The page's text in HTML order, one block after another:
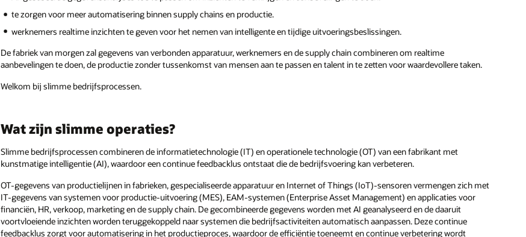
te zorgen voor meer automatisering binnen supply chains en productie.
werknemers realtime inzichten te geven voor het nemen van intelligente en tijdige uitvoeringsbeslissingen.
De fabriek van morgen zal gegevens van verbonden apparatuur, werknemers en de supply chain combineren om realtime
aanbevelingen te doen, de productie zonder tussenkomst van mensen aan te passen en talent in te zetten voor waardevollere taken.
Welkom bij slimme bedrijfsprocessen.
Wat zijn slimme operaties?
Slimme bedrijfsprocessen combineren de informatietechnologie (IT) en operationele technologie (OT) van een fabrikant met
kunstmatige intelligentie (AI), waardoor een continue feedbacklus ontstaat die de bedrijfsvoering kan verbeteren.
OT-gegevens van productielijnen in fabrieken, gespecialiseerde apparatuur en Internet of Things (IoT)-sensoren vermengen zich met
IT-gegevens van systemen voor productie-uitvoering (MES), EAM-systemen (Enterprise Asset Management) en applicaties voor
financiën, HR, verkoop, marketing en de supply chain. De gecombineerde gegevens worden met AI geanalyseerd en de daaruit
voortvloeiende inzichten worden teruggekoppeld naar systemen die bedrijfsactiviteiten automatisch aanpassen. Deze continue
feedbacklus zorgt voor automatisering in het productieproces, waardoor de efficiëntie toeneemt en continue verbetering wordt